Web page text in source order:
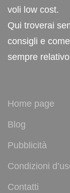
voli low cost.
Qui troverai
consigli e
sempre
Home page
Blog
Pubblicità
Condizioni
Contatti